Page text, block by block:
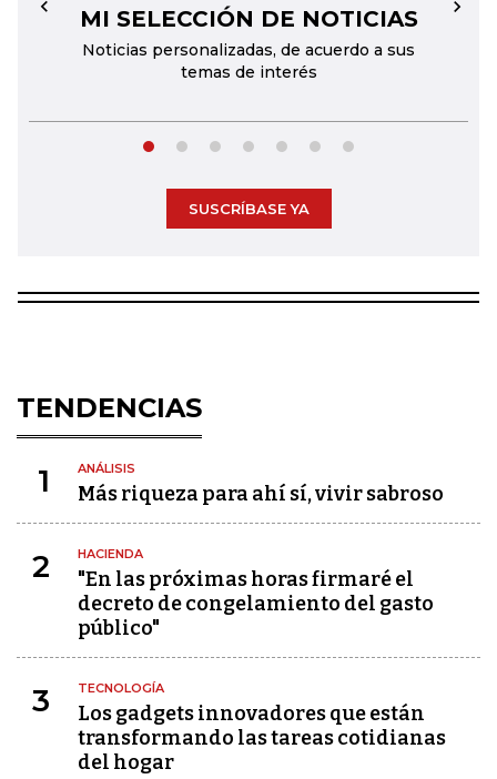
MI SELECCIÓN DE NOTICIAS
Noticias personalizadas, de acuerdo a sus
temas de interés
← →
SUSCRÍBASE YA
TENDENCIAS
1 ANÁLISIS
Más riqueza para ahí sí, vivir sabroso
2 HACIENDA
"En las próximas horas firmaré el
decreto de congelamiento del gasto
público"
3 TECNOLOGÍA
Los gadgets innovadores que están
transformando las tareas cotidianas
del hogar